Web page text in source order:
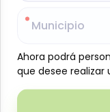
Caja de cerveza
disponibilidad)
Regalo: 3
Municipio
Ahora podrá
que desee realizar
Municipio
Ahora podrá
que desee realizar